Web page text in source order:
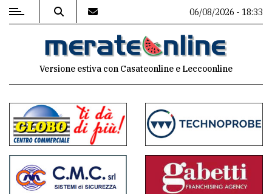
MENU
commenti
Contenuti
del
sito
06/08/2026 - 18:33
Versione estiva con Casateonline e Leccoonline